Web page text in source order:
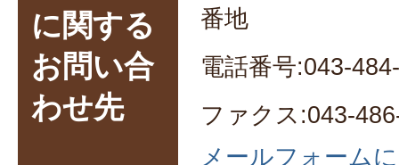
に関する
お問い合
わせ先
番地
電話番号:043-
ファクス:043-
メールフォーム